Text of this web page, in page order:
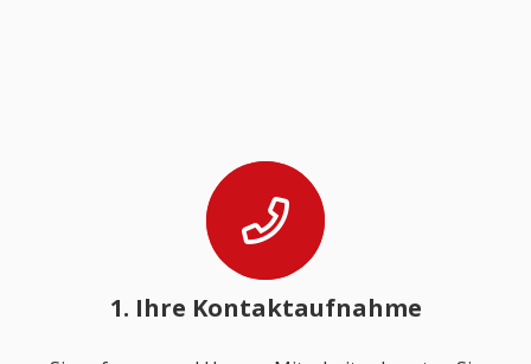
1. Ihre Kontaktaufnahme